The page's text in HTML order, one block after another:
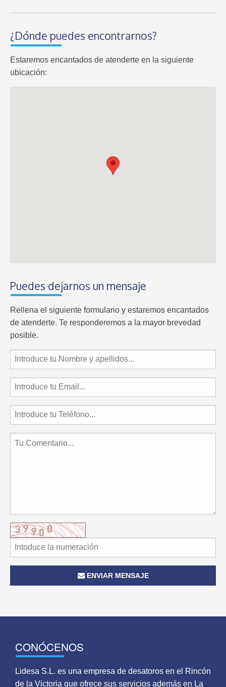
¿Dónde puedes encontrarnos?
Estaremos encantados de atenderte en la siguiente
ubicación:
Puedes dejarnos un mensaje
Rellena el siguiente formulario y estaremos encantados
de atenderte. Te responderemos a la mayor brevedad
posible.
ENVIAR MENSAJE
CONÓCENOS
Lidesa S.L. es una empresa de desatoros en el Rincón
de la Victoria que ofrece sus servicios además en La